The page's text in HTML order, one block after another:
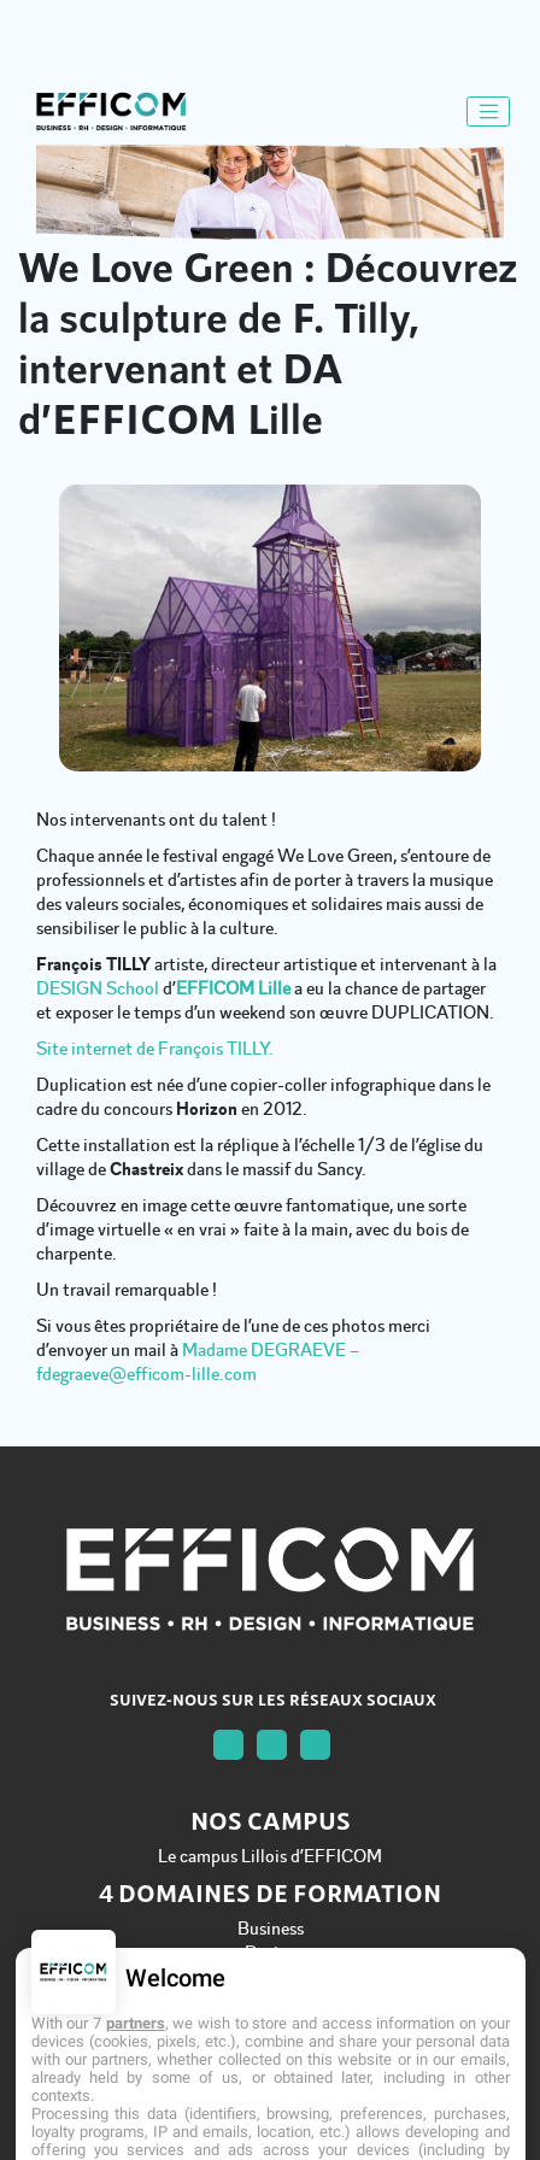
We Love Green : Découvrez
la sculpture de F. Tilly,
intervenant et DA
d’EFFICOM Lille
Nos intervenants ont du talent !
Chaque année le festival engagé We Love Green, s’entoure de
professionnels et d’artistes afin de porter à travers la musique
des valeurs sociales, économiques et solidaires mais aussi de
sensibiliser le public à la culture.
François TILLYartiste, directeur artistique et intervenant à la
DESIGN School d’EFFICOM Lillea eu la chance de partager
et exposer le temps d’un weekend son œuvre DUPLICATION.
Site internet de François TILLY.
Duplication est née d’une copier-coller infographique dans le
cadre du concours Horizon en 2012.
Cette installation est la réplique à l’échelle 1/3 de l’église du
village deChastreixdans le massif du Sancy.
Découvrez en image cette œuvre fantomatique, une sorte
d’image virtuelle « en vrai » faite à la main, avec du bois de
charpente.
Un travail remarquable !
Si vous êtes propriétaire de l’une de ces photos merci
d’envoyer un mail à Madame DEGRAEVE –
fdegraeve@efficom-lille.com
SUIVEZ-NOUS SUR LES RÉSEAUX SOCIAUX
NOS CAMPUS
Le campus Lillois d’EFFICOM
4 DOMAINES DE FORMATION
Business
Design
Informatique
Établissement d'Enseignement Supérieur Privé Technique
Dernière mise à jour : Mai 2026
Welcome
With our 7 partners, we wish to store and access information on your
devices (cookies, pixels, etc.), combine and share your personal data
with our partners, whether collected on this website or in our emails,
already held by some of us, or obtained later, including in other
contexts.
Processing this data (identifiers, browsing, preferences, purchases,
loyalty programs, IP and emails, location, etc.) allows developing and
offering you services and ads across your devices (including by